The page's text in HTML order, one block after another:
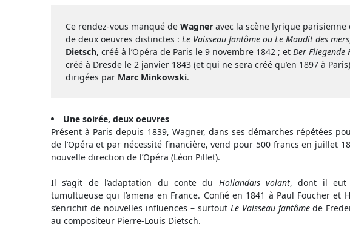
Ce rendez-vous manqué de Wagner avec la scène lyrique
de deux oeuvres distinctes : Le Vaisseau fantôme ou Le Maudit des mers
Dietsch, créé à l’Opéra de Paris le 9 novembre 1842 ; et Der Fliegende
créé à Dresde le 2 janvier 1843 (et qui ne sera créé qu’en 1897 à
dirigées par Marc Minkowski.
Une soirée, deux oeuvres
Présent à Paris depuis 1839, Wagner, dans ses démarches répétées
de l’Opéra et par nécessité financière, vend pour 500 francs en juillet
nouvelle direction de l’Opéra (Léon Pillet).
Il s’agit de l’adaptation du conte du Hollandais volant, dont il eut
tumultueuse qui l’amena en France. Confié en 1841 à Paul Foucher et
s’enrichit de nouvelles influences – surtout Le Vaisseau fantômede
au compositeur Pierre-Louis Dietsch.